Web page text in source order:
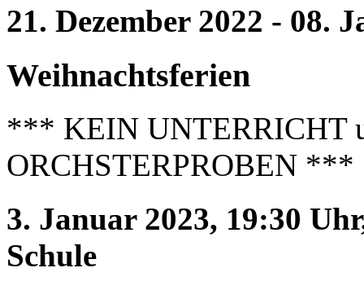
21. Dezember 2022 - 08.
Weihnachtsferien
*** KEIN UNTERRICHT
ORCHSTERPROBEN ***
3. Januar 2023, 19:30
Schule